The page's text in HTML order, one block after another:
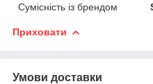
Сумісність із брендом
Приховати
Умови доставки